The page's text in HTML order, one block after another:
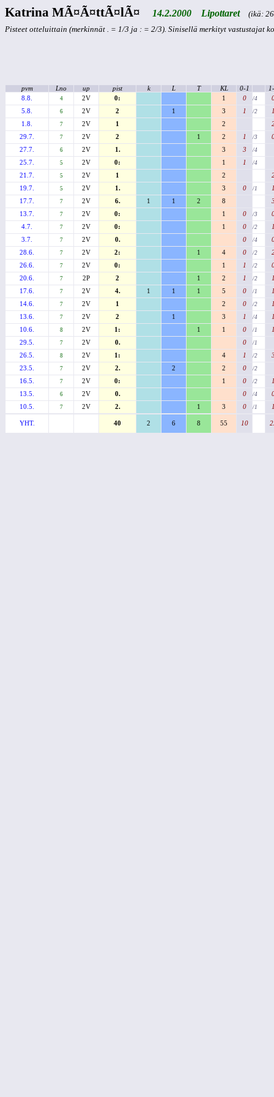
Katrina MÃ¤Ã¤ttÃ¤lÃ¤ 14.2.2000 Lipottaret
(ikä:
Pisteet otteluittain (merkinnät . = 1/3 ja : = 2/3). Sinisellä merkityt vastustajat
pvm Lno up pist k L T KL 0-1
8.8.
4 2V 0: 1 0 /4
5.8.
6 2V 2 1 3 1 /2
1.8.
7 2V 1 2
29.7.
7 2V 2 1 2 1 /3
27.7.
6 2V 1. 3 3 /4
25.7. 5 2V 0: 1 1 /4
21.7. 5 2V 1 2
19.7.
5 2V 1. 3 0 /1
17.7.
7 2V 6. 1 1 2 8
13.7.
7 2V 0: 1 0 /3
4.7.
7 2V 0: 1 0 /2
3.7.
7 2V 0. 0 /4
28.6.
7 2V 2: 1 4 0 /2
26.6.
7 2V 0: 1 1 /2
20.6.
7 2P 2 1 2 1 /2
17.6.
7 2V 4. 1 1 1 5 0 /1
14.6.
7 2V 1 2 0 /2
13.6.
7 2V 2 1 3 1 /4
10.6.
8 2V 1: 1 1 0 /1
29.5.
7 2V 0. 0 /1
26.5. 8 2V 1: 4 1 /2
23.5.
7 2V 2. 2 2 0 /2
16.5. 7 2V 0: 1 0 /2
13.5.
6 2V 0. 0 /4
10.5.
7 2V 2. 1 3 0 /1
YHT. 40 2 6 8 55 10